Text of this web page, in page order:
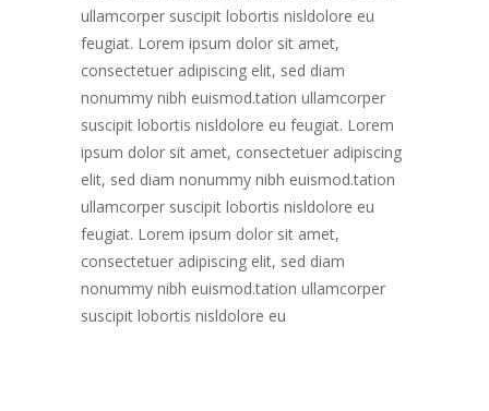
ullamcorper suscipit lobortis nisldolore eu
feugiat. Lorem ipsum dolor sit amet,
consectetuer adipiscing elit, sed diam
nonummy nibh euismod.tation ullamcorper
suscipit lobortis nisldolore eu feugiat. Lorem
ipsum dolor sit amet, consectetuer adipiscing
elit, sed diam nonummy nibh euismod.tation
ullamcorper suscipit lobortis nisldolore eu
feugiat. Lorem ipsum dolor sit amet,
consectetuer adipiscing elit, sed diam
nonummy nibh euismod.tation ullamcorper
suscipit lobortis nisldolore eu